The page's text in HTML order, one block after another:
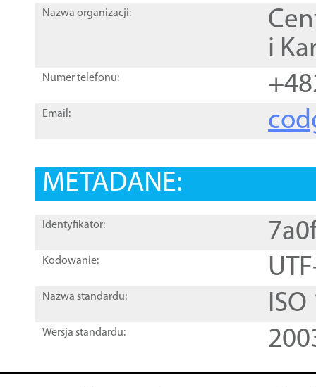
Nazwa organizacji:
i
Numer telefonu:
Email:
METADANE:
Identyfikator:
Kodowanie:
Nazwa standardu:
Wersja standardu: